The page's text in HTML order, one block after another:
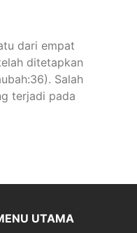
dari empat
ditetapkan
Salah
terjadi pada
UTAMA